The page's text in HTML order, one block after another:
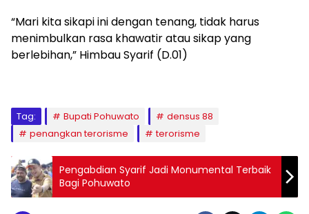
“Mari kita sikapi ini dengan tenang, tidak harus
menimbulkan rasa khawatir atau sikap yang
berlebihan,” Himbau Syarif (D.01)
Tag: Bupati Pohuwato
densus 88
penangkan terorisme
terorisme
Pengabdian Syarif Jadi Monumental Terbaik
Bagi Pohuwato